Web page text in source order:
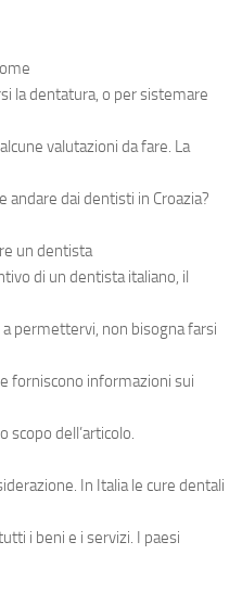
la dentatura, o per sistemare
valutazioni da fare. La
andare dai dentisti in Croazia?
un dentista
di un dentista italiano, il
permettervi, non bisogna farsi
forniscono informazioni sui
scopo dell’articolo.
In Italia le cure dentali
i beni e i servizi. I paesi